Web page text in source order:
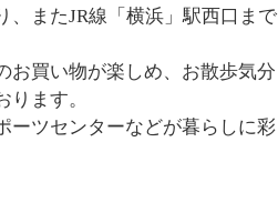
、またJR線「横浜」駅西口まで
お買い物が楽しめ、お散歩気分
ます。
ーツセンターなどが暮らしに彩